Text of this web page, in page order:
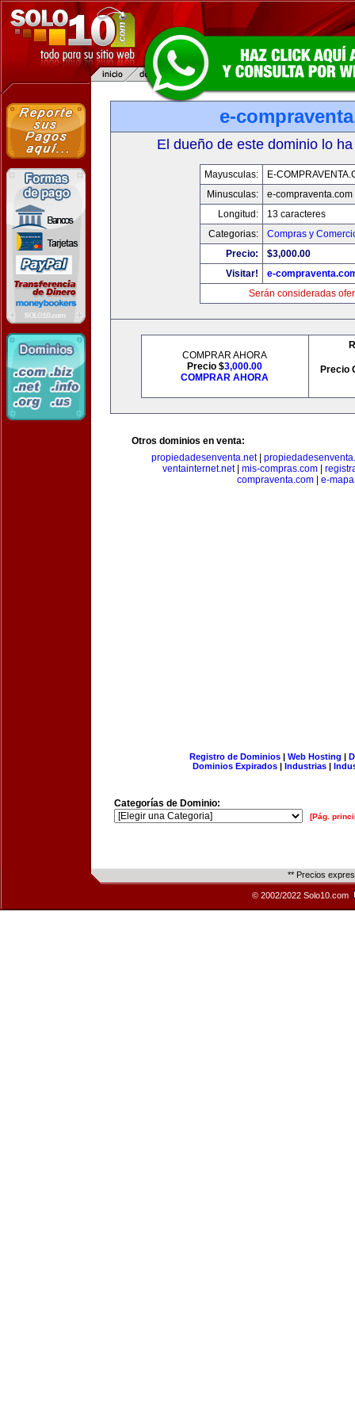
e-
El dueño de este dominio lo
Mayusculas:
E-
Minusculas:
e-compraventa.com
Longitud:
13 caracteres
Categorias:
Compras y
Precio:
$3,000.00
Visitar!
e-
Serán consideradas
COMPRAR AHORA
Precio $3,000.00
COMPRAR AHORA
Precio
Otros dominios en venta:
propiedadesenventa.net
ventainternet.net| mis-compras.com|
compraventa.com
e-
Registro de Dominios| Web Hosting |
Dominios Expirados | Industrias |
Categorías de Dominio:
[Pág.
** Precios
© 2002/2022 Solo10.com